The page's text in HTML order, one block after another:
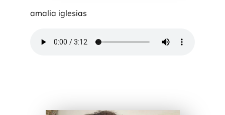
amalia iglesias